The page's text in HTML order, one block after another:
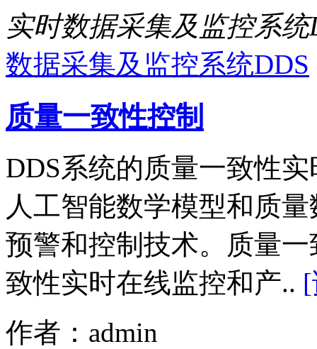
实时数据采集及监控系统
数据采集及监控系统DDS
质量一致性控制
DDS系统的质量一致性
人工智能数学模型和质
预警和控制技术。质量
致性实时在线监控和产..
作者：admin